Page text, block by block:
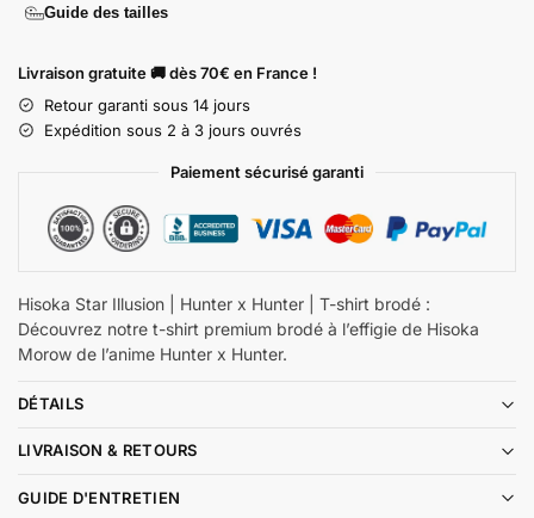
Guide des tailles
Livraison gratuite 🚚 dès 70€ en France !
Retour garanti sous 14 jours
Expédition sous 2 à 3 jours ouvrés
Paiement sécurisé garanti
Hisoka Star Illusion | Hunter x Hunter | T-shirt brodé :
Découvrez notre t-shirt premium brodé à l’effigie de Hisoka
Morow de l’anime Hunter x Hunter.
DÉTAILS
LIVRAISON & RETOURS
GUIDE D'ENTRETIEN